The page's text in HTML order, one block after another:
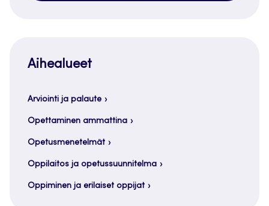
Aihealueet
Arviointi ja palaute
Opettaminen ammattina
Opetusmenetelmät
Oppilaitos ja opetussuunnitelma
Oppiminen ja erilaiset oppijat